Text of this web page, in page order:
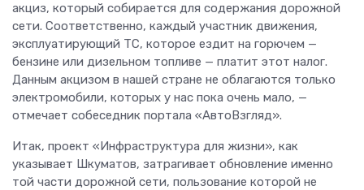
акциз, который собирается для содержания дорожной
сети. Соответственно, каждый участник движения,
эксплуатирующий ТС, которое ездит на горючем —
бензине или дизельном топливе — платит этот налог.
Данным акцизом в нашей стране не облагаются только
электромобили, которых у нас пока очень мало, —
отмечает собеседник портала «АвтоВзгляд».
Итак, проект «Инфраструктура для жизни», как
указывает Шкуматов, затрагивает обновление именно
той части дорожной сети, пользование которой не